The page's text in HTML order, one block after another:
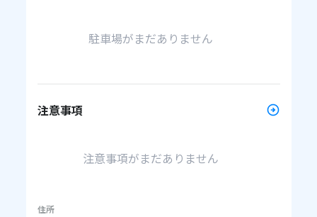
駐車場がまだありません
注意事項
注意事項がまだありません
住所